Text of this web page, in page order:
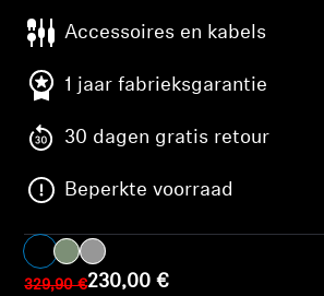
Soundbars
AMBEO soundbars en Subs
Ontdek AMBEO
AMBEO-onderdelen en accessoires
Accessoires en kabels
1 jaar fabrieksgarantie
30 dagen gratis retour
Beperkte voorraad
329,90 €230,00 €